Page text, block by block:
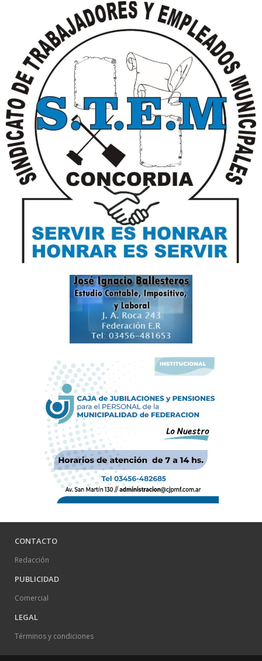
CONTACTO
Redacción
PUBLICIDAD
Comercial
LEGAL
Términos y condiciones